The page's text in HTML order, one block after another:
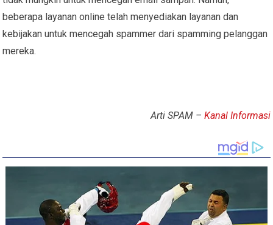
beberapa layanan online telah menyediakan layanan dan
kebijakan untuk mencegah spammer dari spamming pelanggan
mereka.
Arti SPAM – Kanal Informasi